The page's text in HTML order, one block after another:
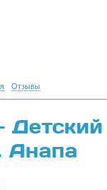
Отзывы
Анапа